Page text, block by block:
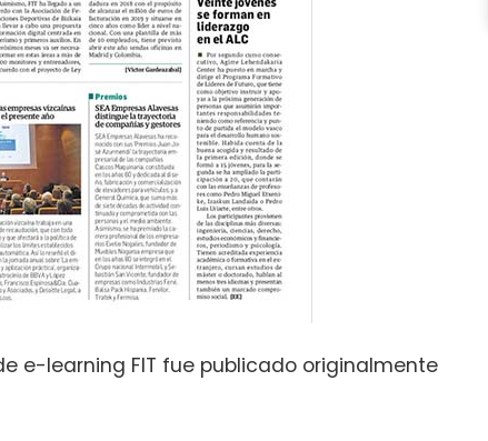
e-learning FIT fue publicado originalmente